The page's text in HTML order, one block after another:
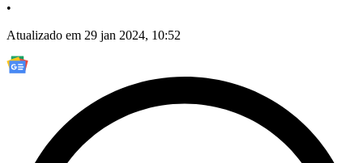
•
Atualizado em 29 jan 2024, 10:52